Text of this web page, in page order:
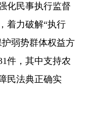
化民事执行监督
着力破解“执行
弱势群体权益方
件，其中支持农
民法典正确实